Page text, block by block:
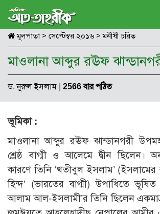
মূলপাতা> সেপ্টেম্বর ২০১৬ > মনীষী চরিত
মাওলানা আব্দুর রঊফ
ড. নূরুল ইসলাম | 2566 বার পঠিত
ভূমিকা :
মাওলানা আব্দুর রঊফ ঝান্ডানগরী
শ্রেষ্ঠ বাগ্মী ও আলেমে দ্বীন ছিলেন।
কারণে তিনি ‘খতীবুল ইসলাম’ (ইসলামের
হিন্দ’ (ভারতের বাগ্মী) উপাধিতে
আলাম আল-ইসলামী’র তিনি ছিলেন